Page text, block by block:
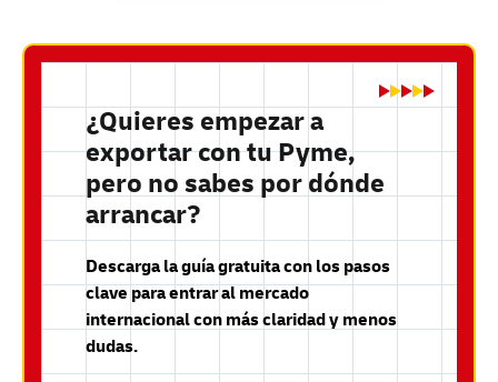
¿Quieres empezar a
exportar con tu Pyme,
pero no sabes por dónde
arrancar?
Descarga la guía gratuita con los pasos
clave para entrar al mercado
internacional con más claridad y menos
dudas.